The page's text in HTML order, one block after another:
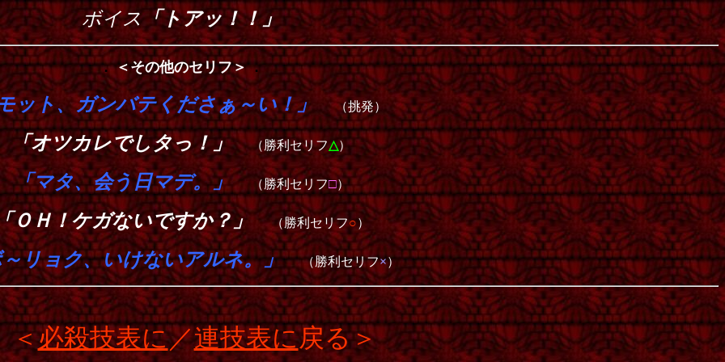
ボイス「トアッ！！」
．＜その他のセリフ＞．
ット、ガンバテくださぁ～い！」
（挑発）
「オツカレでしタっ！」 （勝利セリフ△）
「マタ、会う日マデ。」 （勝利セリフ□）
ＯＨ！ケガないですか？」 （勝利セリフ○）
～リョク、いけないアルネ。」（勝利セリフ×）
＜必殺技表に／連技表に戻る＞